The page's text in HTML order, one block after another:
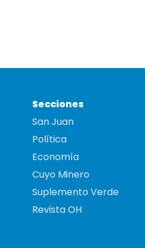
Secciones
San Juan
Política
Economía
Cuyo Minero
Suplemento Verde
Revista OH